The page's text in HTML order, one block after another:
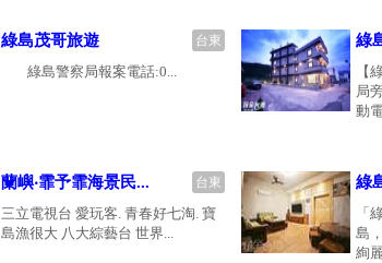
台東
綠島茂哥旅遊
綠島警察局報案電話:0...
綠
【
局
動
台東
蘭嶼‧霏予霏海景民...
三立電視台 愛玩客. 青春好七淘. 寶
島漁很大 八大綜藝台 世界...
綠
「
島
絢